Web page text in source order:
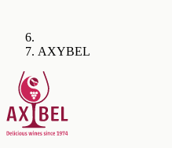
AXYBEL